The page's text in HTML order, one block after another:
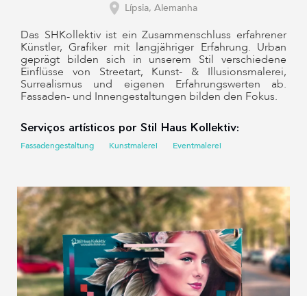
Lípsia, Alemanha
Das SHKollektiv ist ein Zusammenschluss erfahrener
Künstler, Grafiker mit langjähriger Erfahrung. Urban
geprägt bilden sich in unserem Stil verschiedene
Einflüsse von Streetart, Kunst- & Illusionsmalerei,
Surrealismus und eigenen Erfahrungswerten ab.
Fassaden- und Innengestaltungen bilden den Fokus.
Serviços artísticos por Stil Haus Kollektiv:
Fassadengestaltung Kunstmalerei Eventmalerei